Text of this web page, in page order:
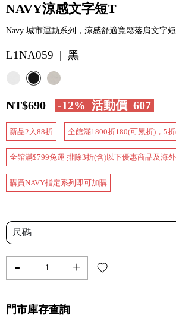
NAVY涼感文字短T
Navy 城市運動系列，涼感舒適寬鬆落肩文字
L1NA059 | 黑
NT$690 -12% 活動價 607
新品2入88折 全館滿1800折180(可累折)，5
全館滿$799免運 排除3折(含)以下優惠商品及海
購買NAVY指定系列即可加購
尺碼
- +
門市庫存查詢